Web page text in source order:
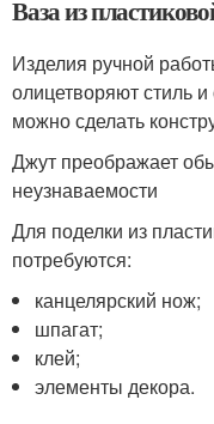
Ваза из
Изделия ручной
олицетворяют стиль
можно сделать
Джут преображает
неузнаваемости
Для поделки из
потребуются:
канцелярский нож;
шпагат;
клей;
элементы декора.